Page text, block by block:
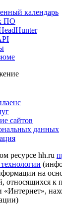
календарь
ПО
сайтов
данных
ресурсе hh.ru
на
относящихся к
«Интернет»,